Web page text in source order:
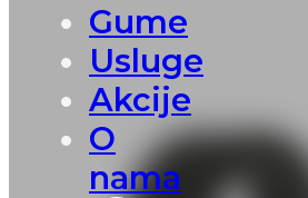
Gume
Usluge
Akcije
O
nama